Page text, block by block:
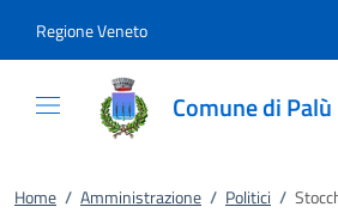
Regione Veneto
Comune di Palù
Home / Amministrazione / Politici /